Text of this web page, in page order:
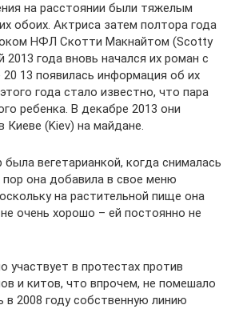
на расстоянии были тяжелым
обоих. Актриса затем полтора года
НФЛ Скотти Макнайтом (Scotty
2013 года вновь начался их роман с
13 появилась информация об их
года стало известно, что пара
ребенка. В декабре 2013 они
Киеве (Kiev) на майдане.
вегетарианкой, когда снималась
пор она добавила в свое меню
на растительной пище она
очень хорошо – ей постоянно не
участвует в протестах против
и китов, что впрочем, не помешало
в 2008 году собственную линию